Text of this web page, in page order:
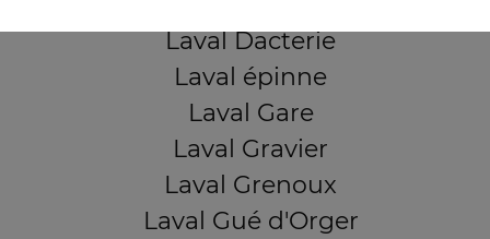
Laval Dacterie
Laval épinne
Laval Gare
Laval Gravier
Laval Grenoux
Laval Gué d'Orger